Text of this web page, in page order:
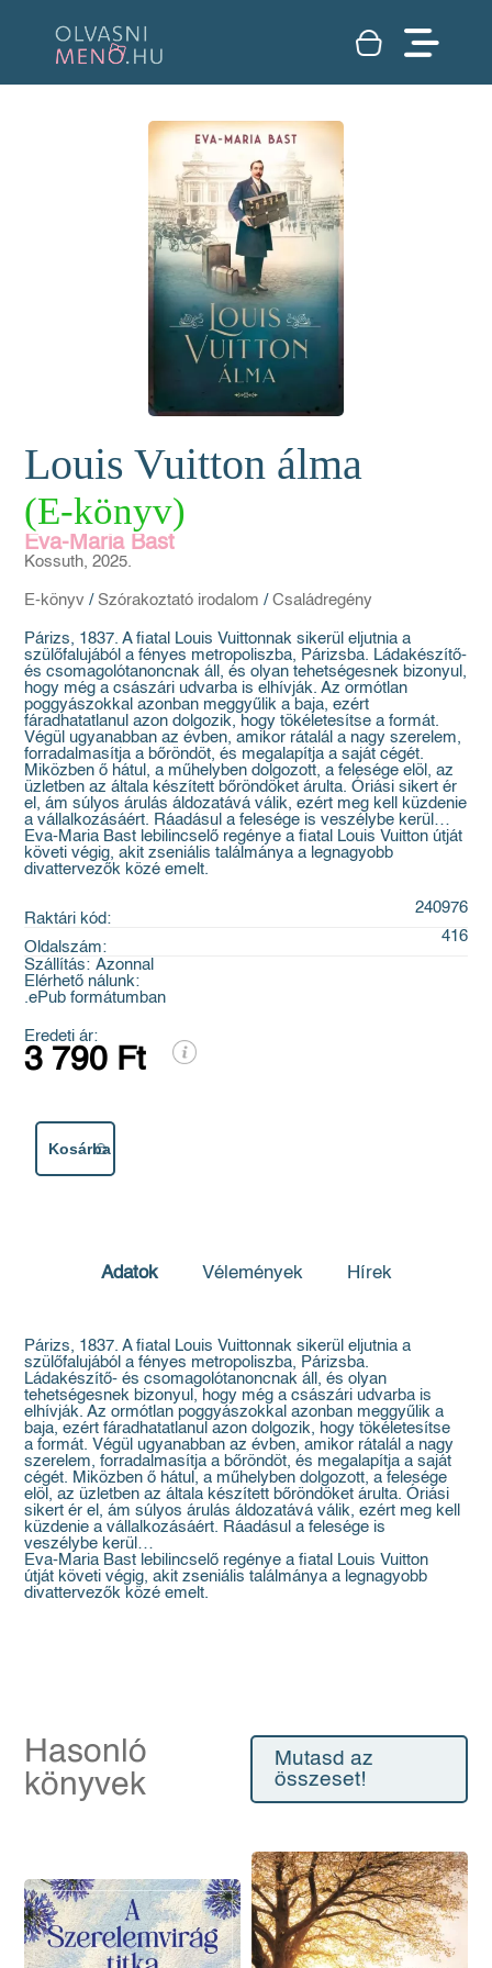
Louis Vuitton álma
(E-könyv)
Eva-Maria Bast
Kossuth, 2025.
E-könyv / Szórakoztató irodalom / Családregény
Párizs, 1837. A fiatal Louis Vuittonnak sikerül eljutnia a
szülőfalujából a fényes metropoliszba, Párizsba. Ládakészítő-
és csomagolótanoncnak áll, és olyan tehetségesnek bizonyul,
hogy még a császári udvarba is elhívják. Az ormótlan
poggyászokkal azonban meggyűlik a baja, ezért
fáradhatatlanul azon dolgozik, hogy tökéletesítse a formát.
Végül ugyanabban az évben, amikor rátalál a nagy szerelem,
forradalmasítja a bőröndöt, és megalapítja a saját cégét.
Miközben ő hátul, a műhelyben dolgozott, a felesége elöl, az
üzletben az általa készített bőröndöket árulta. Óriási sikert ér
el, ám súlyos árulás áldozatává válik, ezért meg kell küzdenie
a vállalkozásáért. Ráadásul a felesége is veszélybe kerül…
Eva-Maria Bast lebilincselő regénye a fiatal Louis Vuitton útját
követi végig, akit zseniális találmánya a legnagyobb
divattervezők közé emelt.
Raktári kód:
240976
Oldalszám:
416
Szállítás: Azonnal
Elérhető nálunk:
.ePub formátumban
Eredeti ár:
3 790 Ft
Kosárba
Adatok Vélemények Hírek
Párizs, 1837. A fiatal Louis Vuittonnak sikerül eljutnia a
szülőfalujából a fényes metropoliszba, Párizsba.
Ládakészítő- és csomagolótanoncnak áll, és olyan
tehetségesnek bizonyul, hogy még a császári udvarba is
elhívják. Az ormótlan poggyászokkal azonban meggyűlik a
baja, ezért fáradhatatlanul azon dolgozik, hogy tökéletesítse
a formát. Végül ugyanabban az évben, amikor rátalál a nagy
szerelem, forradalmasítja a bőröndöt, és megalapítja a saját
cégét. Miközben ő hátul, a műhelyben dolgozott, a felesége
elöl, az üzletben az általa készített bőröndöket árulta. Óriási
sikert ér el, ám súlyos árulás áldozatává válik, ezért meg kell
küzdenie a vállalkozásáért. Ráadásul a felesége is
veszélybe kerül…
Eva-Maria Bast lebilincselő regénye a fiatal Louis Vuitton
útját követi végig, akit zseniális találmánya a legnagyobb
divattervezők közé emelt.
Hasonló
könyvek
Mutasd az
összeset!